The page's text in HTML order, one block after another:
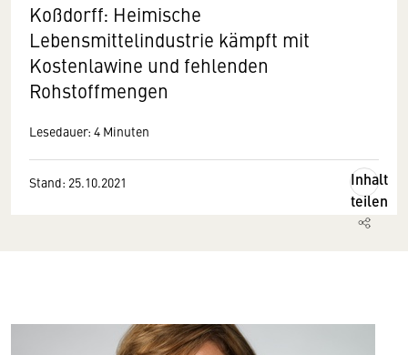
Koßdorff: Heimische
Lebensmittelindustrie kämpft mit
Kostenlawine und fehlenden
Rohstoffmengen
Lesedauer: 4 Minuten
Stand: 25.10.2021
Inhalt
teilen